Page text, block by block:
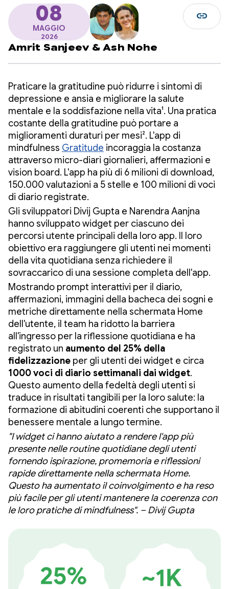
08
MAGGIO
2026
Amrit Sanjeev & Ash Nohe
link
Praticare la gratitudine può ridurre i sintomi di
depressione e ansia e migliorare la salute
mentale e la soddisfazione nella vita¹. Una pratica
costante della gratitudine può portare a
miglioramenti duraturi per mesi². L'app di
mindfulness Gratitude incoraggia la costanza
attraverso micro-diari giornalieri, affermazioni e
vision board. L'app ha più di 6 milioni di download,
150.000 valutazioni a 5 stelle e 100 milioni di voci
di diario registrate.
Gli sviluppatori Divij Gupta e Narendra Aanjna
hanno sviluppato widget per ciascuno dei
percorsi utente principali della loro app. Il loro
obiettivo era raggiungere gli utenti nei momenti
della vita quotidiana senza richiedere il
sovraccarico di una sessione completa dell'app.
Mostrando prompt interattivi per il diario,
affermazioni, immagini della bacheca dei sogni e
metriche direttamente nella schermata Home
dell'utente, il team ha ridotto la barriera
all'ingresso per la riflessione quotidiana e ha
registrato un aumento del 25% della
fidelizzazione per gli utenti dei widget e circa
1000 voci di diario settimanali dai widget.
Questo aumento della fedeltà degli utenti si
traduce in risultati tangibili per la loro salute: la
formazione di abitudini coerenti che supportano il
benessere mentale a lungo termine.
"I widget ci hanno aiutato a rendere l'app più
presente nelle routine quotidiane degli utenti
fornendo ispirazione, promemoria e riflessioni
rapide direttamente nella schermata Home.
Questo ha aumentato il coinvolgimento e ha reso
più facile per gli utenti mantenere la coerenza con
le loro pratiche di mindfulness". – Divij Gupta